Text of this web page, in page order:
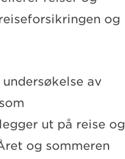
og
av
ut på reise og
og sommeren